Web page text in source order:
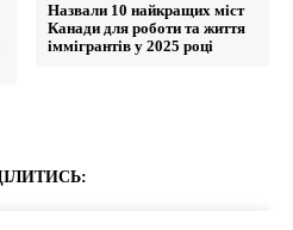
Назвали 10 найкращих міст
Канади для роботи та життя
іммігрантів у 2025 році